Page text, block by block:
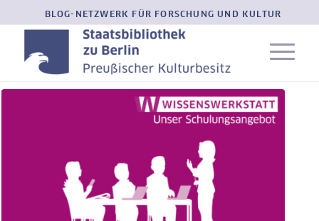
BLOG-NETZWERK FÜR FORSCHUNG UND KULTUR